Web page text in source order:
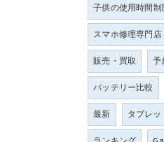
子供の使用時間
スマホ修理専門店
販売・買取
予
バッテリー比較
最新
タブレ